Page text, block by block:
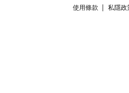
使用條款
私隱政